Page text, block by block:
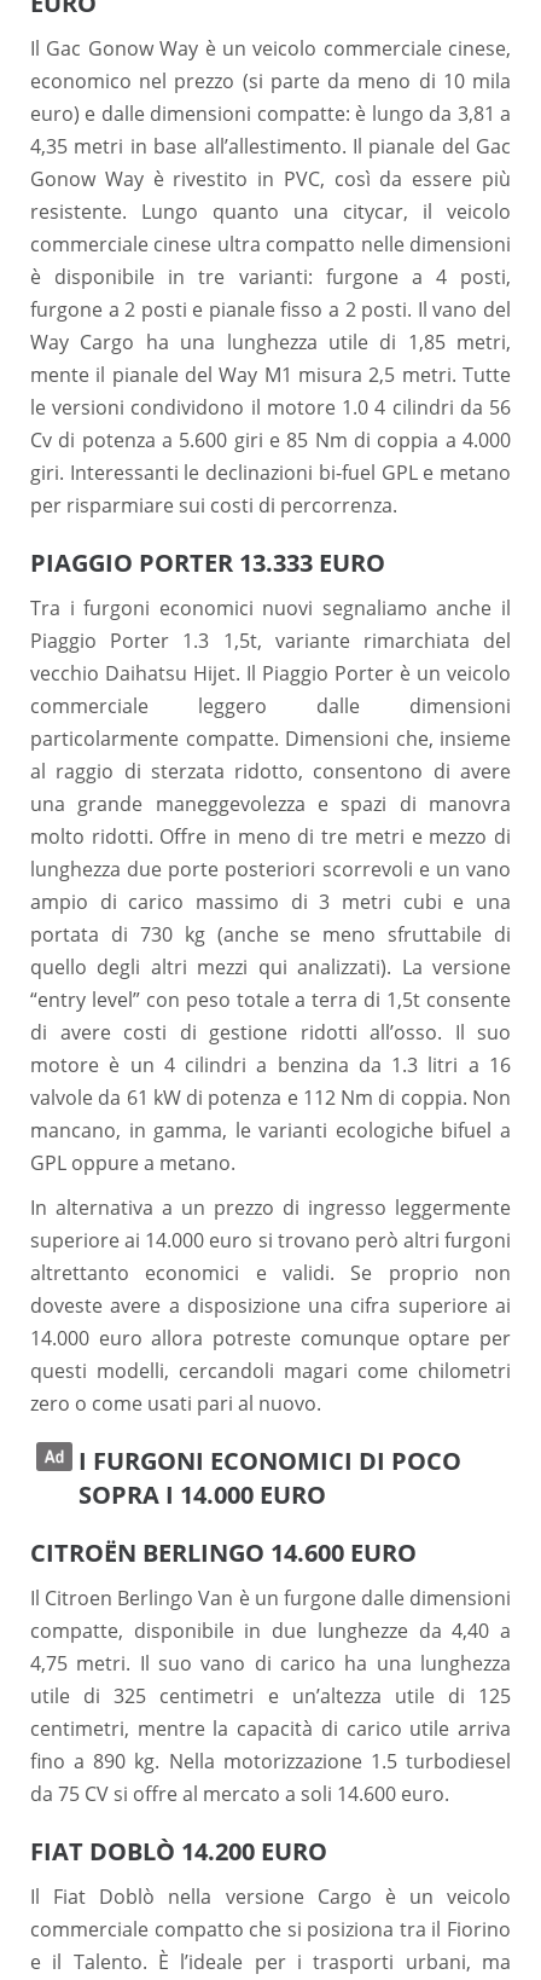
Il Gac Gonow Way è un veicolo commerciale cinese,
economico nel prezzo (si parte da meno di 10 mila
euro) e dalle dimensioni compatte: è lungo da 3,81 a
4,35 metri in base all’allestimento. Il pianale del Gac
Gonow Way è rivestito in PVC, così da essere più
resistente. Lungo quanto una citycar, il veicolo
commerciale cinese ultra compatto nelle dimensioni
è disponibile in tre varianti: furgone a 4 posti,
furgone a 2 posti e pianale fisso a 2 posti. Il vano del
Way Cargo ha una lunghezza utile di 1,85 metri,
mente il pianale del Way M1 misura 2,5 metri. Tutte
le versioni condividono il motore 1.0 4 cilindri da 56
Cv di potenza a 5.600 giri e 85 Nm di coppia a 4.000
giri. Interessanti le declinazioni bi-fuel GPL e metano
per risparmiare sui costi di percorrenza.
PIAGGIO PORTER 13.333 EURO
Tra i furgoni economici nuovi segnaliamo anche il
Piaggio Porter 1.3 1,5t, variante rimarchiata del
vecchio Daihatsu Hijet. Il Piaggio Porter è un veicolo
commerciale leggero dalle dimensioni
particolarmente compatte. Dimensioni che, insieme
al raggio di sterzata ridotto, consentono di avere
una grande maneggevolezza e spazi di manovra
molto ridotti. Offre in meno di tre metri e mezzo di
lunghezza due porte posteriori scorrevoli e un vano
ampio di carico massimo di 3 metri cubi e una
portata di 730 kg (anche se meno sfruttabile di
quello degli altri mezzi qui analizzati). La versione
“entry level” con peso totale a terra di 1,5t consente
di avere costi di gestione ridotti all’osso. Il suo
motore è un 4 cilindri a benzina da 1.3 litri a 16
valvole da 61 kW di potenza e 112 Nm di coppia. Non
mancano, in gamma, le varianti ecologiche bifuel a
GPL oppure a metano.
In alternativa a un prezzo di ingresso leggermente
superiore ai 14.000 euro si trovano però altri furgoni
altrettanto economici e validi. Se proprio non
doveste avere a disposizione una cifra superiore ai
14.000 euro allora potreste comunque optare per
questi modelli, cercandoli magari come chilometri
zero o come usati pari al nuovo.
I FURGONI ECONOMICI DI POCO
SOPRA I 14.000 EURO
CITROËN BERLINGO 14.600 EURO
Il Citroen Berlingo Van è un furgone dalle dimensioni
compatte, disponibile in due lunghezze da 4,40 a
4,75 metri. Il suo vano di carico ha una lunghezza
utile di 325 centimetri e un’altezza utile di 125
centimetri, mentre la capacità di carico utile arriva
fino a 890 kg. Nella motorizzazione 1.5 turbodiesel
da 75 CV si offre al mercato a soli 14.600 euro.
FIAT DOBLÒ 14.200 EURO
Il Fiat Doblò nella versione Cargo è un veicolo
commerciale compatto che si posiziona tra il Fiorino
e il Talento. È l’ideale per i trasporti urbani, ma